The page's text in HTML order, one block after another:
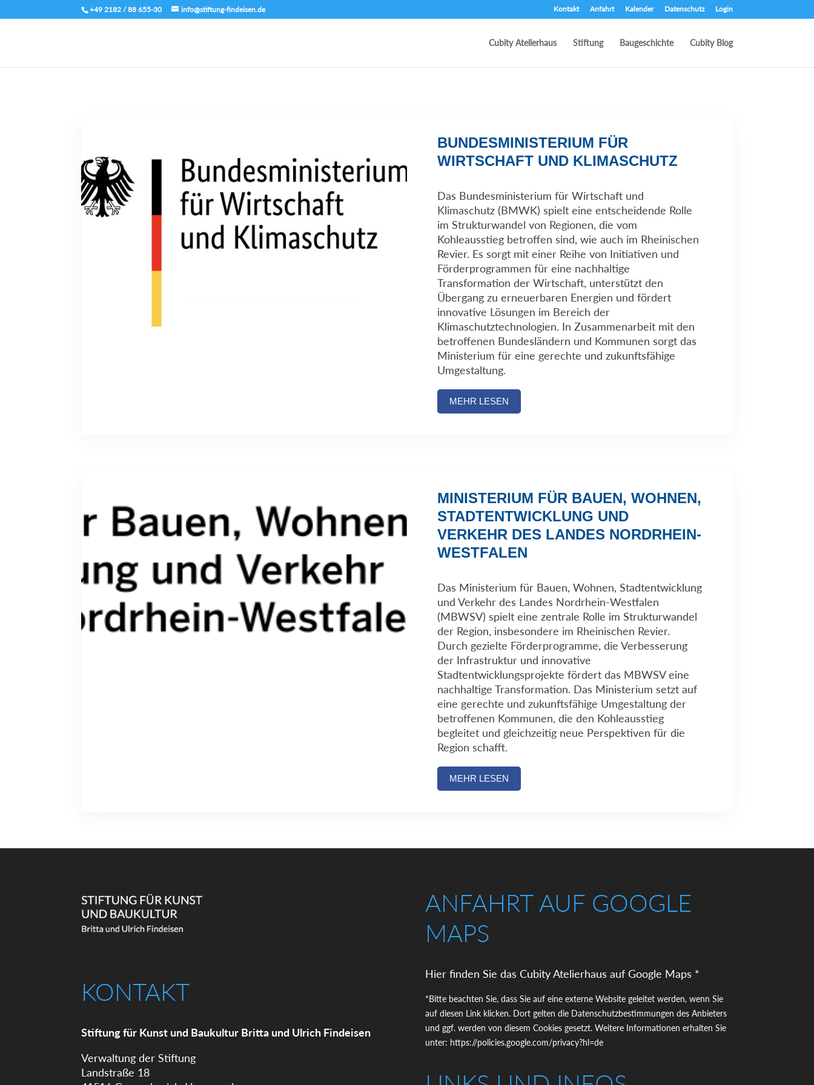
+49 2182 / 88 655-30 info@stiftung-findeisen.de Kontakt Anfahrt Kalender Datenschutz Login
Cubity Atelierhaus Stiftung Baugeschichte Cubity Blog
BUNDESMINISTERIUM FÜR
WIRTSCHAFT UND KLIMASCHUTZ
Das Bundesministerium für Wirtschaft und
Klimaschutz (BMWK) spielt eine entscheidende Rolle
im Strukturwandel von Regionen, die vom
Kohleausstieg betroffen sind, wie auch im Rheinischen
Revier. Es sorgt mit einer Reihe von Initiativen und
Förderprogrammen für eine nachhaltige
Transformation der Wirtschaft, unterstützt den
Übergang zu erneuerbaren Energien und fördert
innovative Lösungen im Bereich der
Klimaschutztechnologien. In Zusammenarbeit mit den
betroffenen Bundesländern und Kommunen sorgt das
Ministerium für eine gerechte und zukunftsfähige
Umgestaltung.
MEHR LESEN
MINISTERIUM FÜR BAUEN, WOHNEN,
STADTENTWICKLUNG UND
VERKEHR DES LANDES NORDRHEIN-
WESTFALEN
Das Ministerium für Bauen, Wohnen, Stadtentwicklung
und Verkehr des Landes Nordrhein-Westfalen
(MBWSV) spielt eine zentrale Rolle im Strukturwandel
der Region, insbesondere im Rheinischen Revier.
Durch gezielte Förderprogramme, die Verbesserung
der Infrastruktur und innovative
Stadtentwicklungsprojekte fördert das MBWSV eine
nachhaltige Transformation. Das Ministerium setzt auf
eine gerechte und zukunftsfähige Umgestaltung der
betroffenen Kommunen, die den Kohleausstieg
begleitet und gleichzeitig neue Perspektiven für die
Region schafft.
MEHR LESEN
KONTAKT
Stiftung für Kunst und Baukultur Britta und Ulrich Findeisen
Verwaltung der Stiftung
Landstraße 18
ANFAHRT AUF GOOGLE
MAPS
Hier finden Sie das Cubity Atelierhaus auf Google Maps *
*Bitte beachten Sie, dass Sie auf eine externe Website geleitet werden, wenn Sie
auf diesen Link klicken. Dort gelten die Datenschutzbestimmungen des Anbieters
und ggf. werden von diesem Cookies gesetzt. Weitere Informationen erhalten Sie
unter: https://policies.google.com/privacy?hl=de